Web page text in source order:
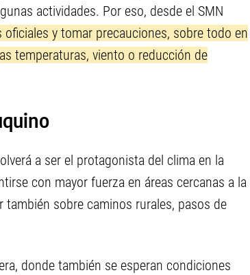
actividades. Por eso, desde el SMN
y tomar precauciones, sobre todo en
temperaturas, viento o reducción de
a ser el protagonista del clima en la
con mayor fuerza en áreas cercanas a la
sobre caminos rurales, pasos de
donde también se esperan condiciones